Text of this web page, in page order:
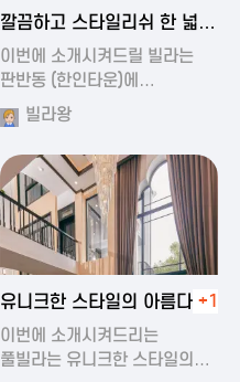
2024-11-19 01:27
깔끔하고 스타일리쉬 한 넓은
풀빌라
이번에 소개시켜드릴 빌라는
판반동 (한인타운)에…
빌라왕
2024-11-19 00:45
유니크한 스타일의 아름다운
풀빌라
+1
이번에 소개시켜드리는
풀빌라는 유니크한 스타일의…